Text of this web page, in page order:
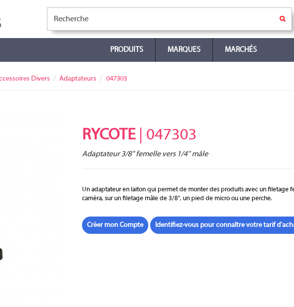
PRODUITS MARQUES MARCHÉS
Divers Adaptateurs 047303
RYCOTE| 047303
Adaptateur 3/8'' femelle vers 1/4'' mâle
Un adaptateur en laiton qui permet de monter des produits avec un
caméra, sur un filetage mâle de 3/8", un pied de micro ou une perche.
Créer mon Compte Identifiez-vous pour connaître votre tarif